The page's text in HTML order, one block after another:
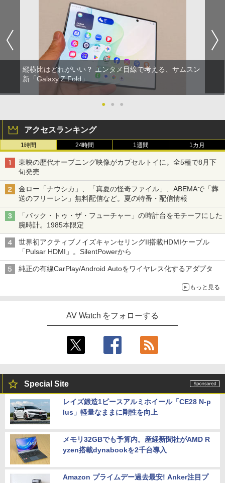
縦横比はどれがいい？ エンタメ目線で考える、サムスン
新「Galaxy Z Fold」
● ● ●
アクセスランキング
1時間 24時間 1週間 1カ月
東映の歴代オープニング映像がカプセルトイに。全5種で8月下
旬発売
金ロー「ナウシカ」、「真夏の怪奇ファイル」、ABEMAで「葬
送のフリーレン」無料配信など。夏の特番・配信情報
「バック・トゥ・ザ・フューチャー」の時計台をモチーフにした
腕時計。1985本限定
世界初アクティブノイズキャンセリングII搭載HDMIケーブル
「Pulsar HDMI」。SilentPowerから
純正の有線CarPlay/Android Autoをワイヤレス化するアダプタ
もっと見る
AV Watch をフォローする
Special Site
レイズ鍛造1ピースアルミホイール「CE28 N-p
lus」軽量なままに剛性を向上
メモリ32GBでも予算内。産経新聞社がAMD R
yzen搭載dynabookを2千台導入
Amazon プライムデー過去最安! Anker注目プ